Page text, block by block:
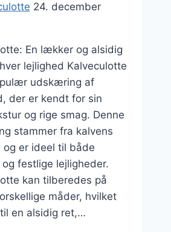
24. december
En lækker og alsidig
lejlighed Kalveculotte
udskæring af
der er kendt for sin
og rige smag. Denne
stammer fra kalvens
og er ideel til både
festlige lejligheder.
kan tilberedes på
måder, hvilket
en alsidig ret,…